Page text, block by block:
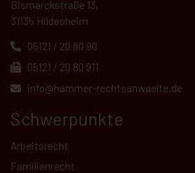
Bismarckstraße 13,
31135 Hildesheim
05121 / 20 80 90
05121 / 20 80 911
info@hammer-rechtsanwaelte.de
Schwerpunkte
Arbeitsrecht
Familienrecht